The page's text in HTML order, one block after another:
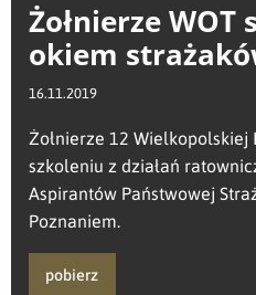
Żołnierze
okiem
16.11.2019
Żołnierze 12 Wielkopolskiej
szkoleniu z działań
Aspirantów Państwowej
Poznaniem.
pobierz